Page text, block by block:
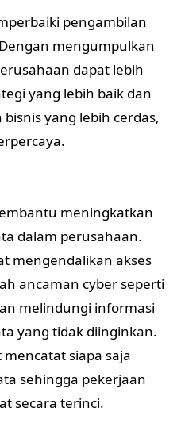
pengambilan
mengumpulkan
dapat lebih
yang lebih baik dan
yang lebih cerdas,
meningkatkan
dalam perusahaan.
mengendalikan akses
ancaman cyber seperti
melindungi informasi
yang tidak diinginkan.
siapa saja
sehingga pekerjaan
secara terinci.